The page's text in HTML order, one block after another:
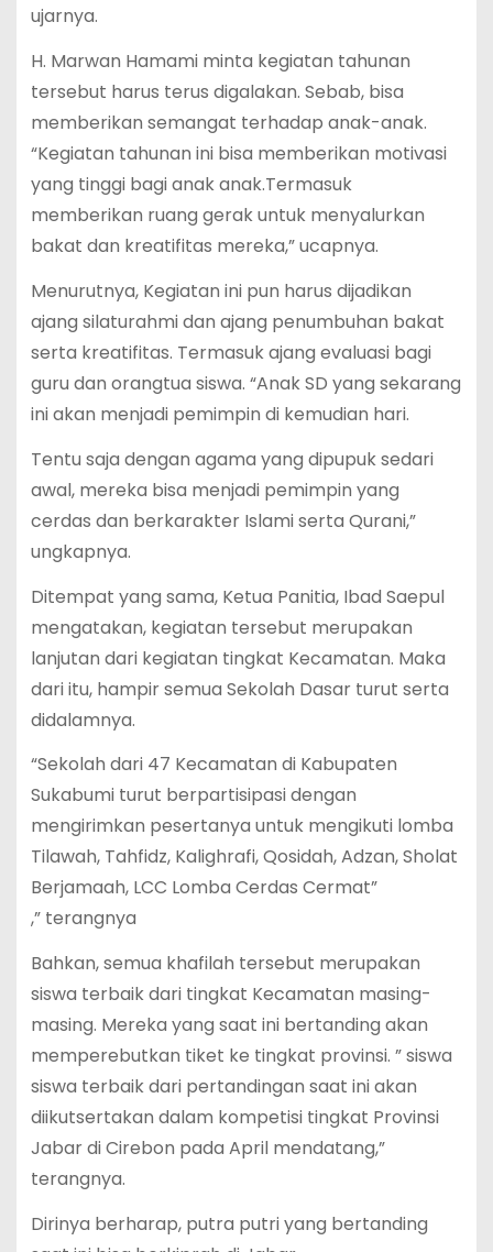
ujarnya.
H. Marwan Hamami minta kegiatan tahunan
tersebut harus terus digalakan. Sebab, bisa
memberikan semangat terhadap anak-anak.
“Kegiatan tahunan ini bisa memberikan motivasi
yang tinggi bagi anak anak.Termasuk
memberikan ruang gerak untuk menyalurkan
bakat dan kreatifitas mereka,” ucapnya.
Menurutnya, Kegiatan ini pun harus dijadikan
ajang silaturahmi dan ajang penumbuhan bakat
serta kreatifitas. Termasuk ajang evaluasi bagi
guru dan orangtua siswa. “Anak SD yang sekarang
ini akan menjadi pemimpin di kemudian hari.
Tentu saja dengan agama yang dipupuk sedari
awal, mereka bisa menjadi pemimpin yang
cerdas dan berkarakter Islami serta Qurani,”
ungkapnya.
Ditempat yang sama, Ketua Panitia, Ibad Saepul
mengatakan, kegiatan tersebut merupakan
lanjutan dari kegiatan tingkat Kecamatan. Maka
dari itu, hampir semua Sekolah Dasar turut serta
didalamnya.
“Sekolah dari 47 Kecamatan di Kabupaten
Sukabumi turut berpartisipasi dengan
mengirimkan pesertanya untuk mengikuti lomba
Tilawah, Tahfidz, Kalighrafi, Qosidah, Adzan, Sholat
Berjamaah, LCC Lomba Cerdas Cermat”
,” terangnya
Bahkan, semua khafilah tersebut merupakan
siswa terbaik dari tingkat Kecamatan masing-
masing. Mereka yang saat ini bertanding akan
memperebutkan tiket ke tingkat provinsi. ” siswa
siswa terbaik dari pertandingan saat ini akan
diikutsertakan dalam kompetisi tingkat Provinsi
Jabar di Cirebon pada April mendatang,”
terangnya.
Dirinya berharap, putra putri yang bertanding